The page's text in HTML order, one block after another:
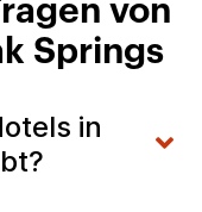
von
Springs
in